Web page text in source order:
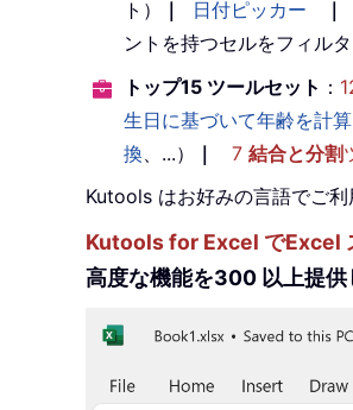
ト）
｜ 日付ピッカー ｜
ントを持つセルをフィル
トップ15 ツールセット ：
生日に基づいて年齢を計
換、...） ｜ 7 結合と分割
Kutools はお好みの言語でご
Kutools for Excel でExcel
高度な機能を300 以上提供